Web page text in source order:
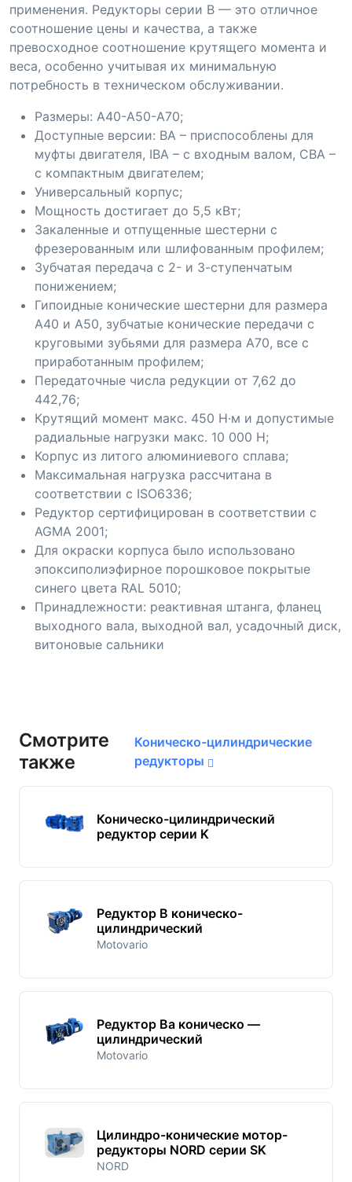
применения. Редукторы серии B — это отличное
соотношение цены и качества, а также
превосходное соотношение крутящего момента и
веса, особенно учитывая их минимальную
потребность в техническом обслуживании.
Размеры: A40-A50-A70;
Доступные версии: BA – приспособлены для
муфты двигателя, IBA – с входным валом, CBA –
с компактным двигателем;
Универсальный корпус;
Мощность достигает до 5,5 кВт;
Закаленные и отпущенные шестерни с
фрезерованным или шлифованным профилем;
Зубчатая передача с 2- и 3-ступенчатым
понижением;
Гипоидные конические шестерни для размера
A40 и A50, зубчатые конические передачи с
круговыми зубьями для размера A70, все с
приработанным профилем;
Передаточные числа редукции от 7,62 до
442,76;
Крутящий момент макс. 450 Н·м и допустимые
радиальные нагрузки макс. 10 000 Н;
Корпус из литого алюминиевого сплава;
Максимальная нагрузка рассчитана в
соответствии с ISO6336;
Редуктор сертифицирован в соответствии с
AGMA 2001;
Для окраски корпуса было использовано
эпоксиполиэфирное порошковое покрытые
синего цвета RAL 5010;
Принадлежности: реактивная штанга, фланец
выходного вала, выходной вал, усадочный диск,
витоновые сальники
Смотрите
также
Коническо-цилиндрические
редукторы
Коническо-цилиндрический
редуктор серии K
Редуктор B коническо-
цилиндрический
Motovario
Редуктор Bа коническо —
цилиндрический
Motovario
Цилиндро-конические мотор-
редукторы NORD серии SK
NORD